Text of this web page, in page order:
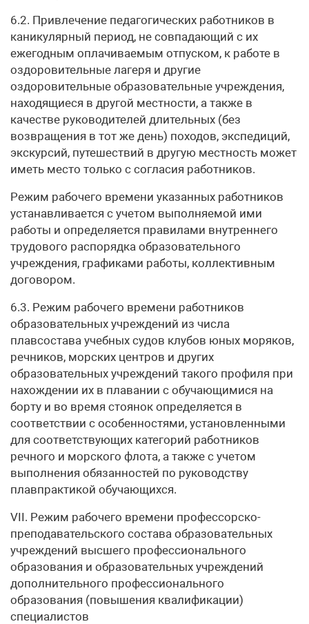
6.2. Привлечение педагогических работников в
каникулярный период, не совпадающий с их
ежегодным оплачиваемым отпуском, к работе в
оздоровительные лагеря и другие
оздоровительные образовательные учреждения,
находящиеся в другой местности, а также в
качестве руководителей длительных (без
возвращения в тот же день) походов, экспедиций,
экскурсий, путешествий в другую местность может
иметь место только с согласия работников.
Режим рабочего времени указанных работников
устанавливается с учетом выполняемой ими
работы и определяется правилами внутреннего
трудового распорядка образовательного
учреждения, графиками работы, коллективным
договором.
6.3. Режим рабочего времени работников
образовательных учреждений из числа
плавсостава учебных судов клубов юных моряков,
речников, морских центров и других
образовательных учреждений такого профиля при
нахождении их в плавании с обучающимися на
борту и во время стоянок определяется в
соответствии с особенностями, установленными
для соответствующих категорий работников
речного и морского флота, а также с учетом
выполнения обязанностей по руководству
плавпрактикой обучающихся.
VII. Режим рабочего времени профессорско-
преподавательского состава образовательных
учреждений высшего профессионального
образования и образовательных учреждений
дополнительного профессионального
образования (повышения квалификации)
специалистов